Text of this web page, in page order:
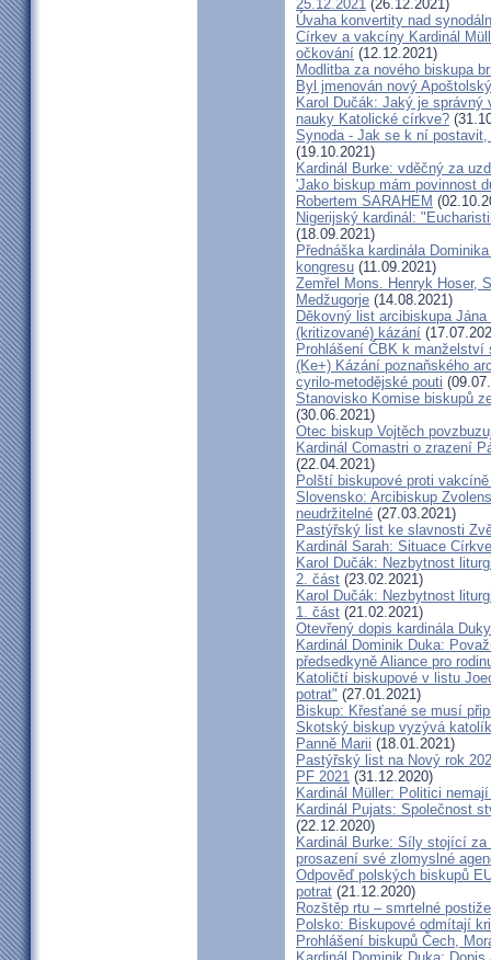
25.12.2021 (26.12.2021)
Úvaha konvertity nad
Církev a vakcíny Kardinál
očkování (12.12.2021)
Modlitba za nového biskupa
Byl jmenován nový
Karol Dučák: Jaký je
nauky Katolické církve?
Synoda - Jak se k ní
(19.10.2021)
Kardinál Burke: vděčný za
'Jako biskup mám povinnost
Robertem SARAHEM
Nigerijský kardinál:
(18.09.2021)
Přednáška kardinála
kongresu (11.09.2021)
Zemřel Mons. Henryk Hoser,
Medžugorje (14.08.2021)
Děkovný list arcibiskupa
(kritizované) kázání
Prohlášení ČBK k manželství
(Ke+) Kázání poznaňského
cyrilo-metodějské pouti
Stanovisko Komise biskupů
(30.06.2021)
Otec biskup Vojtěch
Kardinál Comastri o zrazení
(22.04.2021)
Polští biskupové proti
Slovensko: Arcibiskup
neudržitelné (27.03.2021)
Pastýřský list ke slavnosti
Kardinál Sarah: Situace
Karol Dučák: Nezbytnost
2. část (23.02.2021)
Karol Dučák: Nezbytnost
1. část (21.02.2021)
Otevřený dopis kardinála
Kardinál Dominik Duka:
předsedkyně Aliance pro
Katoličtí biskupové v listu
potrat" (27.01.2021)
Biskup: Křesťané se musí
Skotský biskup vyzývá
Panně Marii (18.01.2021)
Pastýřský list na Nový rok
PF 2021 (31.12.2020)
Kardinál Müller: Politici
Kardinál Pujats: Společnost
(22.12.2020)
Kardinál Burke: Síly stojící
prosazení své zlomyslné
Odpověď polských biskupů
potrat (21.12.2020)
Rozštěp rtu – smrtelné
Polsko: Biskupové odmítají
Prohlášení biskupů Čech,